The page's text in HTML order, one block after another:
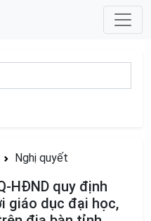
Nghị quyết
HĐND quy định
giáo dục đại học,